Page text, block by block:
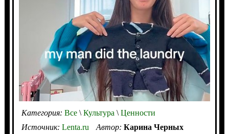
Категория: Все\Культура \Ценности
Источник: Lenta.ru Автор: Карина Черных